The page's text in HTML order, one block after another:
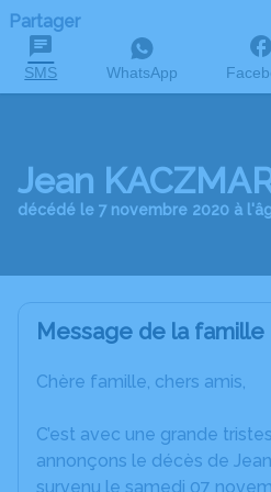
Partager
SMS WhatsApp
Jean
décédé le 7 novembre 2020 à
Message de la famille
Chère famille, chers amis,
C’est avec une grande
annonçons le décès de
survenu le samedi 07